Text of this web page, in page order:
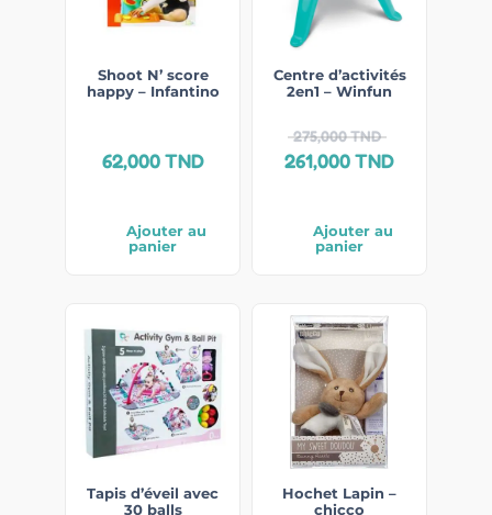
Shoot N’ score
happy – Infantino
62,000TND
Ajouter au
panier
Centre d’activités
2en1 – Winfun
275,000TND
261,000TND
Ajouter au
panier
Tapis d’éveil avec
30 balls
Hochet Lapin –
chicco